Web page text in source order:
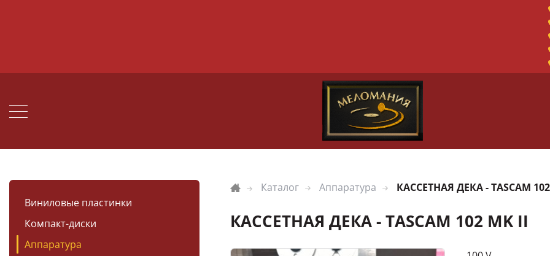
Виниловые пластинки
Компакт-диски
Аппаратура
Каталог Аппаратура КАССЕТНАЯ ДЕКА - TASCAM
КАССЕТНАЯ ДЕКА - TASCAM 102 MK II